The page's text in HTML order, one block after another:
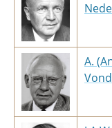
A.